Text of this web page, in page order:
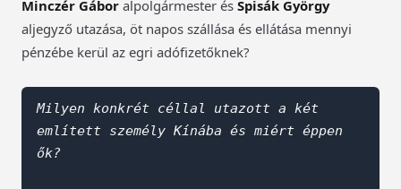
Minczér Gábor alpolgármester és Spisák György
aljegyző utazása, öt napos szállása és ellátása mennyi
pénzébe kerül az egri adófizetőknek?
Milyen konkrét céllal utazott a két
említett személy Kínába és miért éppen
ők?